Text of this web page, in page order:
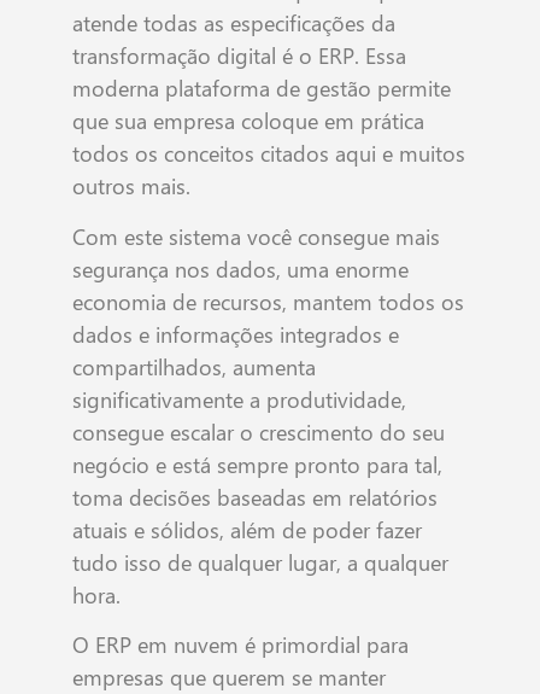
atende todas as especificações da
transformação digital é o ERP. Essa
moderna plataforma de gestão permite
que sua empresa coloque em prática
todos os conceitos citados aqui e muitos
outros mais.
Com este sistema você consegue mais
segurança nos dados, uma enorme
economia de recursos, mantem todos os
dados e informações integrados e
compartilhados, aumenta
significativamente a produtividade,
consegue escalar o crescimento do seu
negócio e está sempre pronto para tal,
toma decisões baseadas em relatórios
atuais e sólidos, além de poder fazer
tudo isso de qualquer lugar, a qualquer
hora.
O ERP em nuvem é primordial para
empresas que querem se manter